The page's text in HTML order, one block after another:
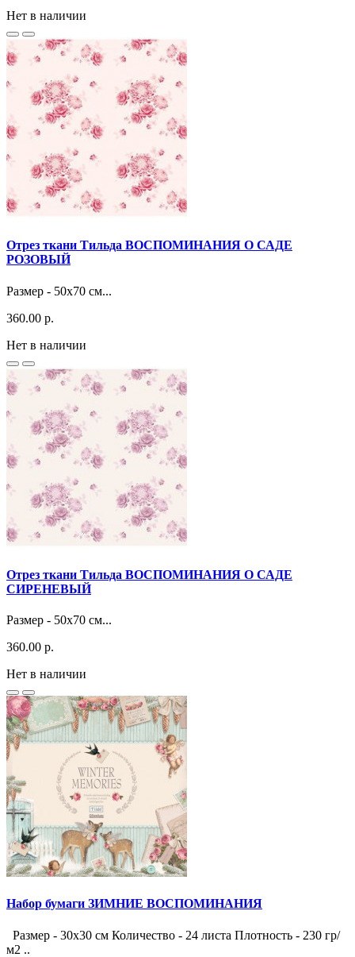
Нет в наличии
Отрез ткани Тильда ВОСПОМИНАНИЯ О САДЕ
РОЗОВЫЙ
Размер - 50x70 см...
360.00 р.
Нет в наличии
Отрез ткани Тильда ВОСПОМИНАНИЯ О САДЕ
СИРЕНЕВЫЙ
Размер - 50x70 см...
360.00 р.
Нет в наличии
Набор бумаги ЗИМНИЕ ВОСПОМИНАНИЯ
Размер - 30х30 см Количество - 24 листа Плотность - 230 гр/
м2 ..